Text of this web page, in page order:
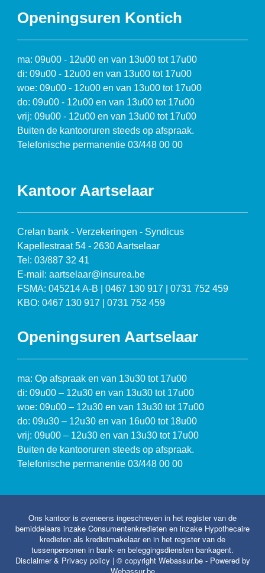
Openingsuren Kontich
ma: 09u00 - 12u00 en van 13u00 tot 17u00
di: 09u00 - 12u00 en van 13u00 tot 17u00
woe: 09u00 - 12u00 en van 13u00 tot 17u00
do: 09u00 - 12u00 en van 13u00 tot 17u00
vrij: 09u00 - 12u00 en van 13u00 tot 17u00
Buiten de kantooruren steeds op afspraak.
Telefonische permanentie 03/448 00 00
Kantoor Aartselaar
Crelan bank - Verzekeringen - Syndicus
Kapellestraat 54 - 2630 Aartselaar
Tel: 03/887 32 41
E-mail: aartselaar@insurea.be
FSMA: 045214 A-B | 0467 130 917 | 0731 752 459
KBO: 0467 130 917 | 0731 752 459
Openingsuren Aartselaar
ma: Op afspraak en van 13u30 tot 17u00
di: 09u00 – 12u30 en van 13u30 tot 17u00
woe: 09u00 – 12u30 en van 13u30 tot 17u00
do: 09u30 – 12u30 en van 16u00 tot 18u00
vrij: 09u00 – 12u30 en van 13u30 tot 17u00
Buiten de kantooruren steeds op afspraak.
Telefonische permanentie 03/448 00 00
Ons kantoor is eveneens ingeschreven in het register van de
bemiddelaars inzake Consumentenkredieten en inzake Hypothecaire
kredieten als kredietmakelaar en in het register van de
tussenpersonen in bank- en beleggingsdiensten bankagent.
Disclaimer & Privacy policy | © copyright Webassur.be - Powered by